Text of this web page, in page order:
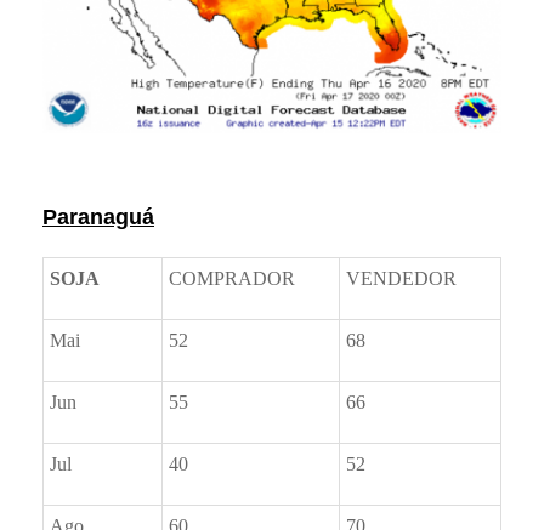
Paranaguá
SOJA COMPRADOR VENDEDOR
Mai 52 68
Jun 55 66
Jul 40 52
Ago 60 70